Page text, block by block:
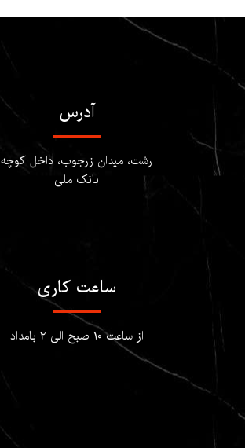
آدرس
​​​​​​رشت، میدان زرجوب، داخل کوچه
بانک ملی
ساعت کاری
از ساعت ۱۰ صبح الی ۲ بامداد